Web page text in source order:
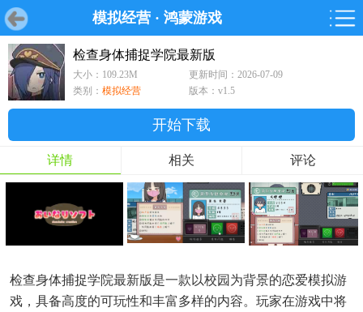
模拟经营 · 鸿蒙游戏
首页 游戏 软件 鸿蒙游戏
首页 游戏 软件 鸿蒙
游戏
鸿蒙
软件
专题
检查身体捕捉学院最新版
大小：109.23M
更新时间：2026-07-09
类别： 模拟经营 版本：v1.5
开始下载
详情 相关 评论
检查身体捕捉学院最新版是一款以校园为背景的恋爱模拟游
戏，具备高度的可玩性和丰富多样的内容。玩家在游戏中将